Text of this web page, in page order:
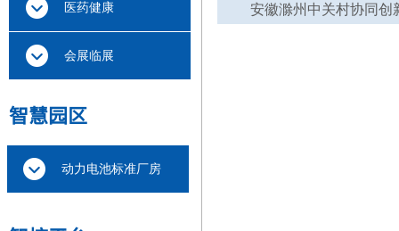
安徽滁州中关村协同创
医药健康
会展临展
智慧园区
动力电池标准厂房